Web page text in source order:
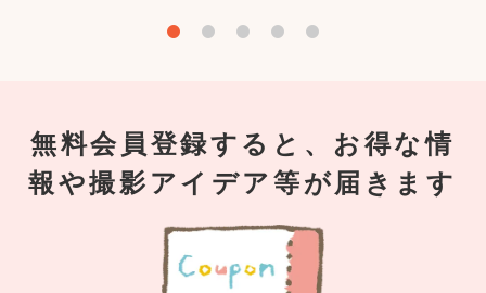
無料会員登録すると、お得な情
報や撮影アイデア等が届きます